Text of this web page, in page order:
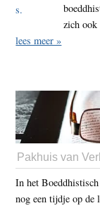
zich ook
lees meer »
Pakhuis van
In het
nog een tijdje op de